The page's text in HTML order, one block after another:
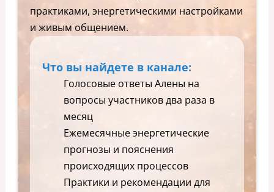
практиками, энергетическими настройками
и живым общением.
Что вы найдете в канале:
Голосовые ответы Алены на
вопросы участников два раза в
месяц
Ежемесячные энергетические
прогнозы и пояснения
происходящих процессов
Практики и рекомендации для